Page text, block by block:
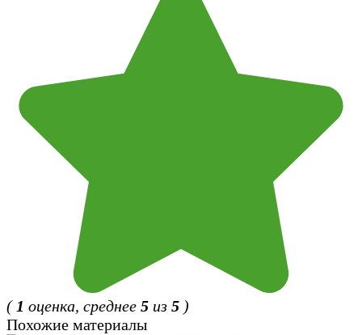
( 1 оценка, среднее 5 из 5 )
Похожие материалы